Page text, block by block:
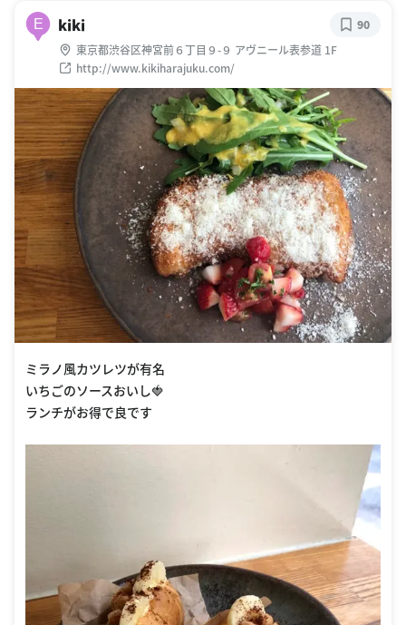
E kiki
東京都渋谷区神宮前６丁目９-９ アヴニール表参道 1F
http://www.kikiharajuku.com/
90
ミラノ風カツレツが有名
いちごのソースおいし🍓
ランチがお得で良です